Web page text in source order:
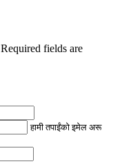
Required fields are
हामी तपाईंको इमेल अरू